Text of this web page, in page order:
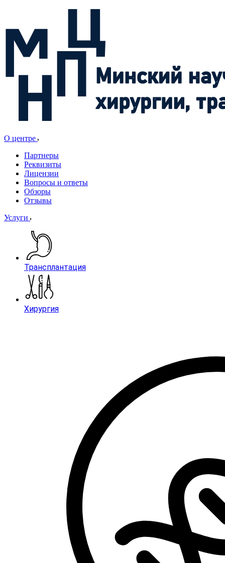
О центре
Партнеры
Реквизиты
Лицензии
Вопросы и ответы
Обзоры
Отзывы
Услуги
Трансплантация
Хирургия